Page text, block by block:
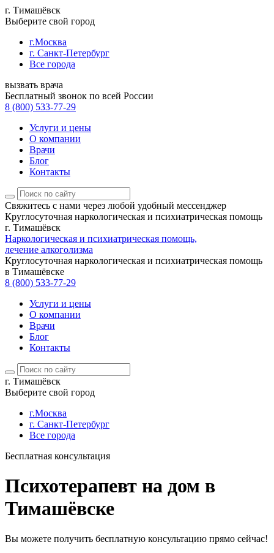
г. Тимашёвск
Выберите свой город
г.Москва
г. Санкт-Петербург
Все города
вызвать врача
Бесплатный звонок по всей России
8 (800) 533-77-29
Услуги и цены
О компании
Врачи
Блог
Контакты
Свяжитесь с нами через любой удобный мессенджер
Круглосуточная наркологическая и психиатрическая помощь
г. Тимашёвск
Наркологическая и психиатрическая помощь,
лечение алкоголизма
Круглосуточная наркологическая и психиатрическая помощь
в Тимашёвске
8 (800) 533-77-29
Услуги и цены
О компании
Врачи
Блог
Контакты
г. Тимашёвск
Выберите свой город
г.Москва
г. Санкт-Петербург
Все города
Бесплатная консультация
Психотерапевт на дом в
Тимашёвске
Вы можете получить бесплатную консультацию прямо сейчас!